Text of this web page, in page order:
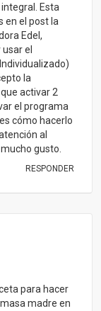
Esta
en el post la
Edel,
el
la
activar 2
el programa
cómo hacerlo
al
gusto.
RESPONDER
para hacer
madre en